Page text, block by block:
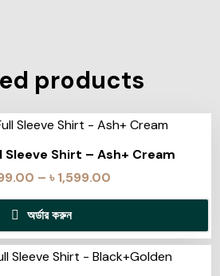
products
Sleeve Shirt – Ash+ Cream
– ৳1,599.00
অর্ডার করুন